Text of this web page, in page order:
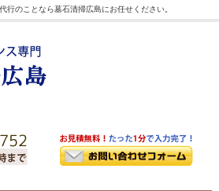
行のことなら墓石清掃広島にお任せください。